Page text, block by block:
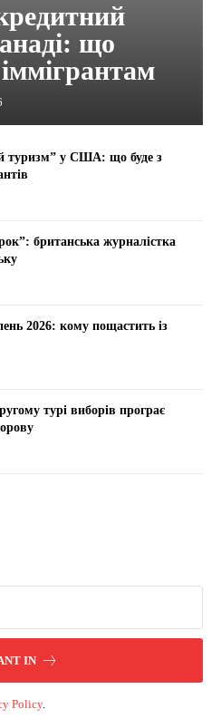
що
туризм” у США: що буде з
британська журналістка
2026: кому пощастить із
турі виборів програє
IN
Policy.